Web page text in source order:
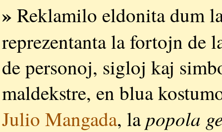
» Reklamilo eldonita dum
reprezentanta la fortojn de
de personoj, sigloj kaj
maldekstre, en blua
Julio Mangada, lapopola